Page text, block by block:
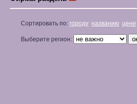
Сортировать по: городу названию цене
Выберите регион: